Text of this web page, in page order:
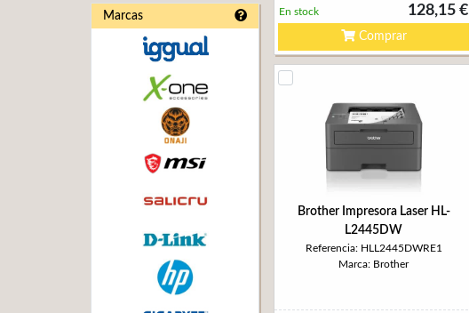
Marcas 128,15 €
En stock
Comprar
Brother Impresora Laser HL-
L2445DW
Referencia: HLL2445DWRE1
Marca: Brother